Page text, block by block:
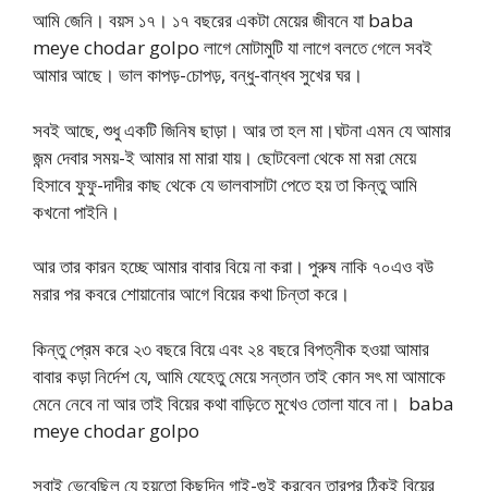
আমি জেনি। বয়স ১৭। ১৭ বছরের একটা মেয়ের জীবনে যা baba
meye chodar golpo লাগে মোটামুটি যা লাগে বলতে গেলে সবই
আমার আছে। ভাল কাপড়-চোপড়, বন্ধু-বান্ধব সুখের ঘর।
সবই আছে, শুধু একটি জিনিষ ছাড়া। আর তা হল মা।ঘটনা এমন যে আমার
জন্ম দেবার সময়-ই আমার মা মারা যায়। ছোটবেলা থেকে মা মরা মেয়ে
হিসাবে ফুফু-দাদীর কাছ থেকে যে ভালবাসাটা পেতে হয় তা কিন্তু আমি
কখনো পাইনি।
আর তার কারন হচ্ছে আমার বাবার বিয়ে না করা। পুরুষ নাকি ৭০এও বউ
মরার পর কবরে শোয়ানোর আগে বিয়ের কথা চিন্তা করে।
কিন্তু প্রেম করে ২৩ বছরে বিয়ে এবং ২৪ বছরে বিপত্নীক হওয়া আমার
বাবার কড়া নির্দেশ যে, আমি যেহেতু মেয়ে সন্তান তাই কোন সৎ মা আমাকে
মেনে নেবে না আর তাই বিয়ের কথা বাড়িতে মুখেও তোলা যাবে না। baba
meye chodar golpo
সবাই ভেবেছিল যে হয়তো কিছুদিন গাই-গুই করবেন তারপর ঠিকই বিয়ের